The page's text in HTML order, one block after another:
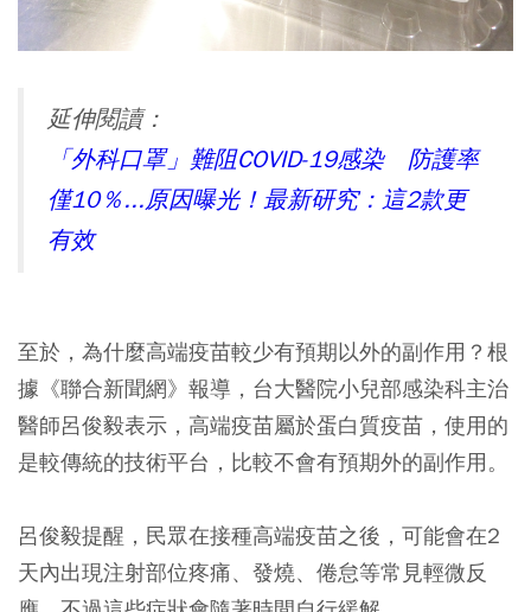
延伸閱讀：
「外科口罩」難阻COVID-19感染 防護率
僅10％...原因曝光！最新研究：這2款更
有效
至於，為什麼高端疫苗較少有預期以外的副作用？根
據《聯合新聞網》報導，台大醫院小兒部感染科主治
醫師呂俊毅表示， 高端疫苗屬於蛋白質疫苗，使用的
是較傳統的技術平台，比較不會有預期外的副作用。
呂俊毅提醒，民眾在接種高端疫苗之後，可能會在2
天內出現注射部位疼痛、發燒、倦怠等常見輕微反